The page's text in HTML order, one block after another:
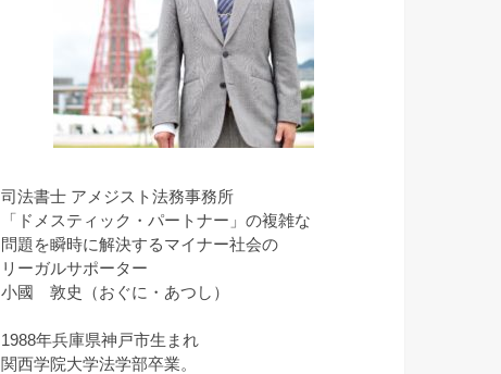
司法書士 アメジスト法務事務所
「ドメスティック・パートナー」の複雑な
問題を瞬時に解決するマイナー社会の
リーガルサポーター
小國 敦史（おぐに・あつし）
1988年兵庫県神戸市生まれ
関西学院大学法学部卒業。